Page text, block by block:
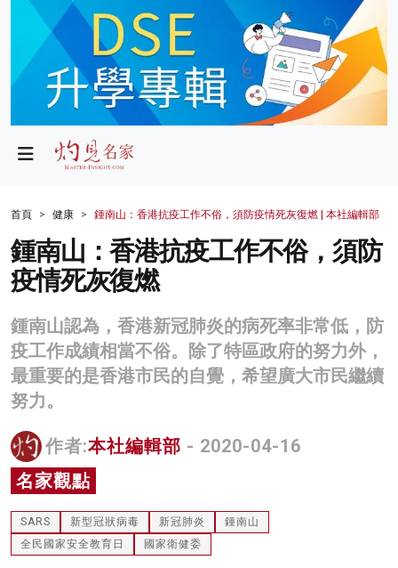
政局
財經
生活
健康
商業
科技
影片
灼見活動
關於我們
首頁 健康 鍾南山：香港抗疫工作不俗，須防疫情死灰復燃 | 本社編輯部
鍾南山：香港抗疫工作不俗，須防
疫情死灰復燃
鍾南山認為，香港新冠肺炎的病死率非常低，防
疫工作成績相當不俗。除了特區政府的努力外，
最重要的是香港市民的自覺，希望廣大市民繼續
努力。
作者:本社編輯部 - 2020-04-16
名家觀點
SARS 新型冠狀病毒 新冠肺炎
鍾南山
全民國家安全教育日
國家衛健委